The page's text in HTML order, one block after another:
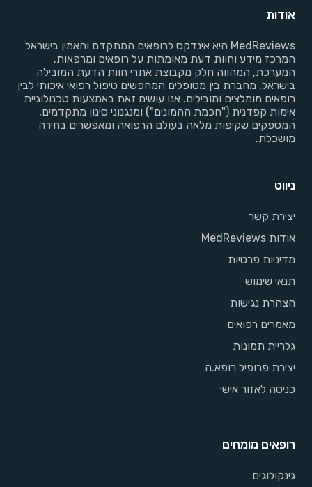
אודות
MedReviews היא אינדקס לרופאים המתקדם והאמין בישראל
המרכז מידע וחוות דעת מאומתות על רופאים ומרפאות.
המערכת, המהווה חלק מקבוצת אתרי חוות הדעת המובילה
בישראל, מחברת בין מטופלים המחפשים טיפול רפואי איכותי לבין
רופאים מומלצים ומובילים. אנו עושים זאת באמצעות טכנולוגיית
אימות קפדנית ("חכמת ההמונים") ומנגנוני סינון מתקדמים,
המספקים שקיפות מלאה בעולם הרפואה ומאפשרים בחירה
מושכלת.
ניווט
יצירת קשר
אודות MedReviews
מדיניות פרטיות
תנאי שימוש
הצהרת נגישות
מאמרים רפואים
גלריית תמונות
יצירת פרופיל רופא.ה
כניסה לאזור אישי
רופאים מומחים
גינקולוגים